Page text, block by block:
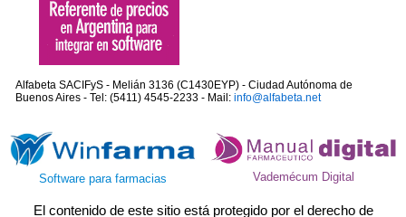
Alfabeta SACIFyS - Melián 3136 (C1430EYP) - Ciudad Autónoma de
Buenos Aires - Tel: (5411) 4545-2233 - Mail: info@alfabeta.net
Software para farmacias Vademécum Digital
El contenido de este sitio está protegido por el derecho de